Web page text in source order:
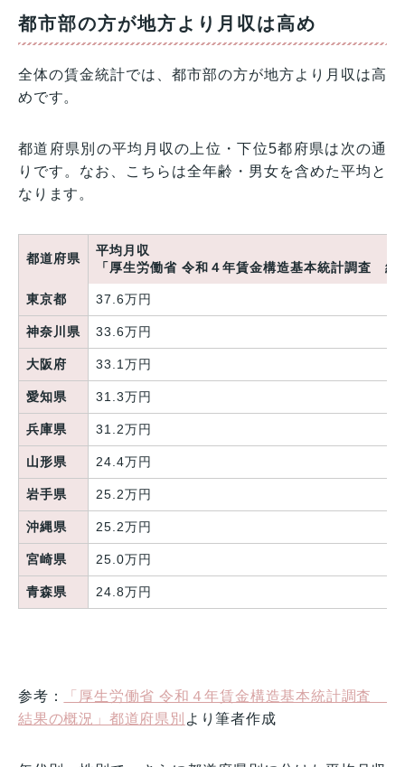
都市部の方が地方より月収は高め
全体の賃金統計では、都市部の方が地方より月収は高
めです。
都道府県別の平均月収の上位・下位5都府県は次の通
りです。なお、こちらは全年齢・男女を含めた平均と
なります。
都道府県
平均月収
「厚生労働省 令和４年賃金構造基本統計調査 結
東京都 37.6万円
神奈川県 33.6万円
大阪府 33.1万円
愛知県 31.3万円
兵庫県 31.2万円
山形県 24.4万円
岩手県 25.2万円
沖縄県 25.2万円
宮崎県 25.0万円
青森県 24.8万円
参考：
「厚生労働省 令和４年賃金構造基本統計調査
結果の概況」都道府県別 より筆者作成